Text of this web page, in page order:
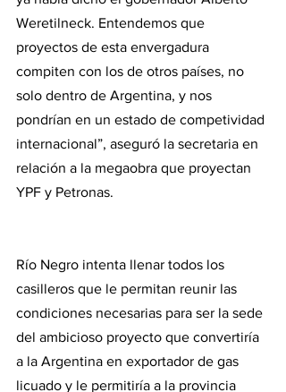
Weretilneck. Entendemos que
proyectos de esta envergadura
compiten con los de otros países, no
solo dentro de Argentina, y nos
pondrían en un estado de competividad
internacional”, aseguró la secretaria en
relación a la megaobra que proyectan
YPF y Petronas.
Río Negro intenta llenar todos los
casilleros que le permitan reunir las
condiciones necesarias para ser la sede
del ambicioso proyecto que convertiría
a la Argentina en exportador de gas
licuado y le permitiría a la provincia